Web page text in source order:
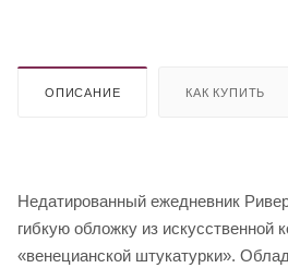
ОПИСАНИЕ КАК КУПИТЬ
Недатированный ежедневник
гибкую обложку из искусственной
«венецианской штукатурки».